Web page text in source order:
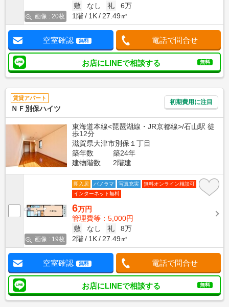
画像 : 20枚
敷
なし 礼
6万
1階
1K 27.49㎡
空室確認 無料 電話で問合せ
お店にLINEで相談する 無料
賃貸アパート
ＮＦ別保ハイツ
初期費用に注目
東海道本線<琵琶湖線・JR京都線>/石山駅 徒
歩12分
滋賀県大津市別保１丁目
築年数
築24年
建物階数
2階建
画像 : 19枚
即入居 パノラマ 写真充実
無料オンライン相談可
インターネット無料
6万円
管理費等：5,000円
敷
なし 礼
8万
2階
1K 27.49㎡
空室確認 無料 電話で問合せ
お店にLINEで相談する 無料